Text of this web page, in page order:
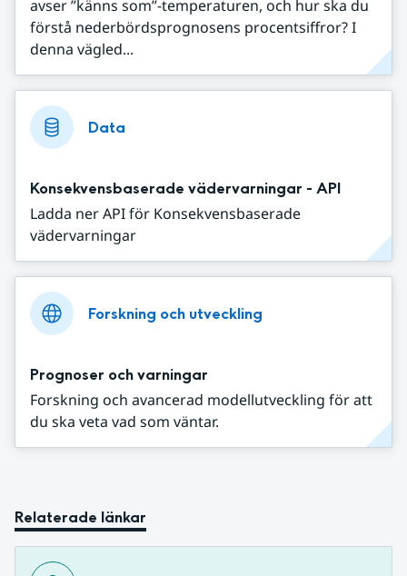
avser ”känns som”-temperaturen, och hur ska du
förstå nederbördsprognosens procentsiffror? I
denna vägled...
Data
Konsekvensbaserade vädervarningar - API
Ladda ner API för Konsekvensbaserade
vädervarningar
Forskning och utveckling
Prognoser och varningar
Forskning och avancerad modellutveckling för att
du ska veta vad som väntar.
Relaterade länkar